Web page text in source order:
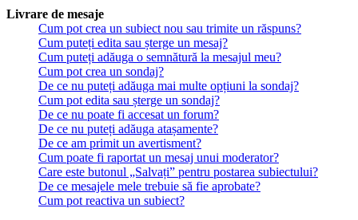
Livrare de mesaje
Cum pot crea un subiect nou sau trimite un răspuns?
Cum puteți edita sau șterge un mesaj?
Cum puteți adăuga o semnătură la mesajul meu?
Cum pot crea un sondaj?
De ce nu puteți adăuga mai multe opțiuni la sondaj?
Cum pot edita sau șterge un sondaj?
De ce nu poate fi accesat un forum?
De ce nu puteți adăuga atașamente?
De ce am primit un avertisment?
Cum poate fi raportat un mesaj unui moderator?
Care este butonul „Salvați” pentru postarea subiectului?
De ce mesajele mele trebuie să fie aprobate?
Cum pot reactiva un subiect?